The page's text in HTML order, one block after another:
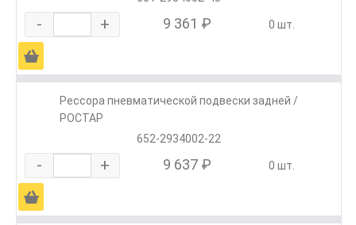
- + 9 361 ₽ 0 шт.
Ä
Рессора пневматической подвески задней /
РОСТАР
652-2934002-22
- + 9 637 ₽ 0 шт.
Ä